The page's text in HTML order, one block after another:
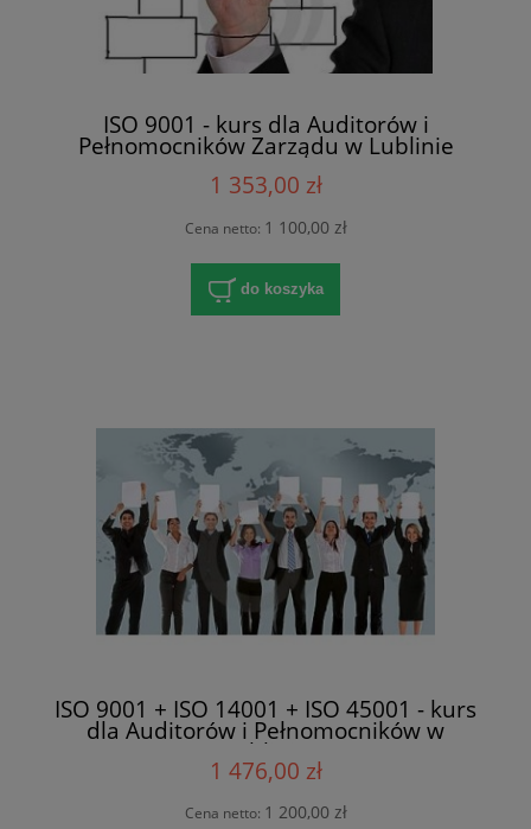
ISO 9001 - kurs dla Auditorów i
Pełnomocników Zarządu w Lublinie
1 353,00 zł
Cena netto: 1 100,00 zł
do koszyka
ISO 9001 + ISO 14001 + ISO 45001 - kurs
dla Auditorów i Pełnomocników w
Lublinie
1 476,00 zł
Cena netto: 1 200,00 zł